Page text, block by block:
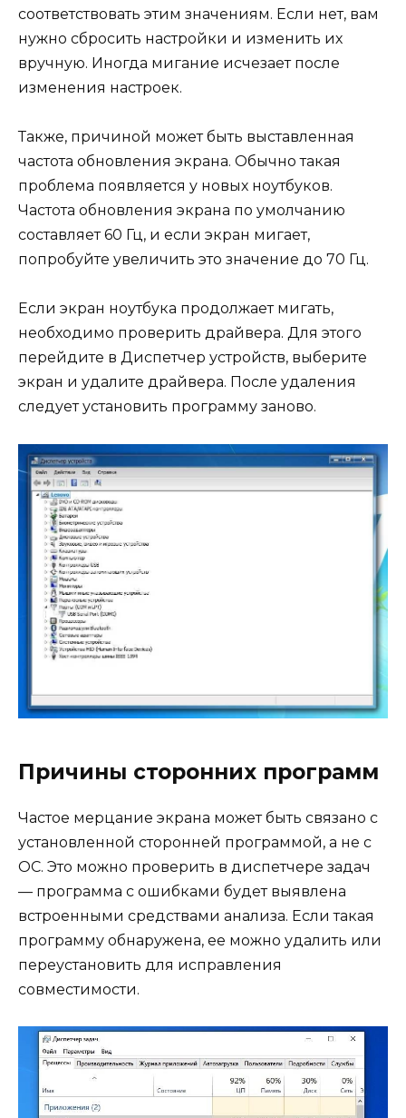
соответствовать этим значениям. Если нет, вам
нужно сбросить настройки и изменить их
вручную. Иногда мигание исчезает после
изменения настроек.
Также, причиной может быть выставленная
частота обновления экрана. Обычно такая
проблема появляется у новых ноутбуков.
Частота обновления экрана по умолчанию
составляет 60 Гц, и если экран мигает,
попробуйте увеличить это значение до 70 Гц.
Если экран ноутбука продолжает мигать,
необходимо проверить драйвера. Для этого
перейдите в Диспетчер устройств, выберите
экран и удалите драйвера. После удаления
следует установить программу заново.
Причины сторонних программ
Частое мерцание экрана может быть связано с
установленной сторонней программой, а не с
ОС. Это можно проверить в диспетчере задач
— программа с ошибками будет выявлена
встроенными средствами анализа. Если такая
программу обнаружена, ее можно удалить или
переустановить для исправления
совместимости.